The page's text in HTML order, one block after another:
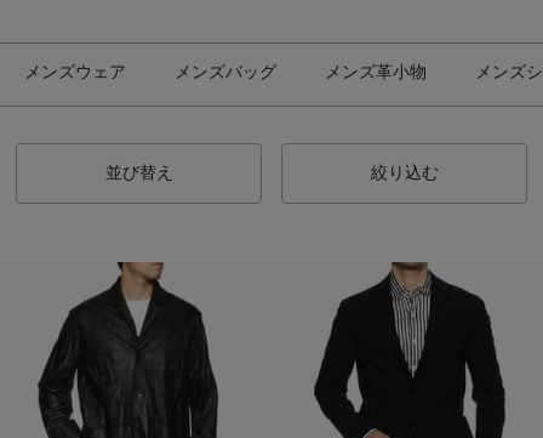
メンズウェア メンズバッグ メンズ革小物 メンズ
並び替え 絞り込む